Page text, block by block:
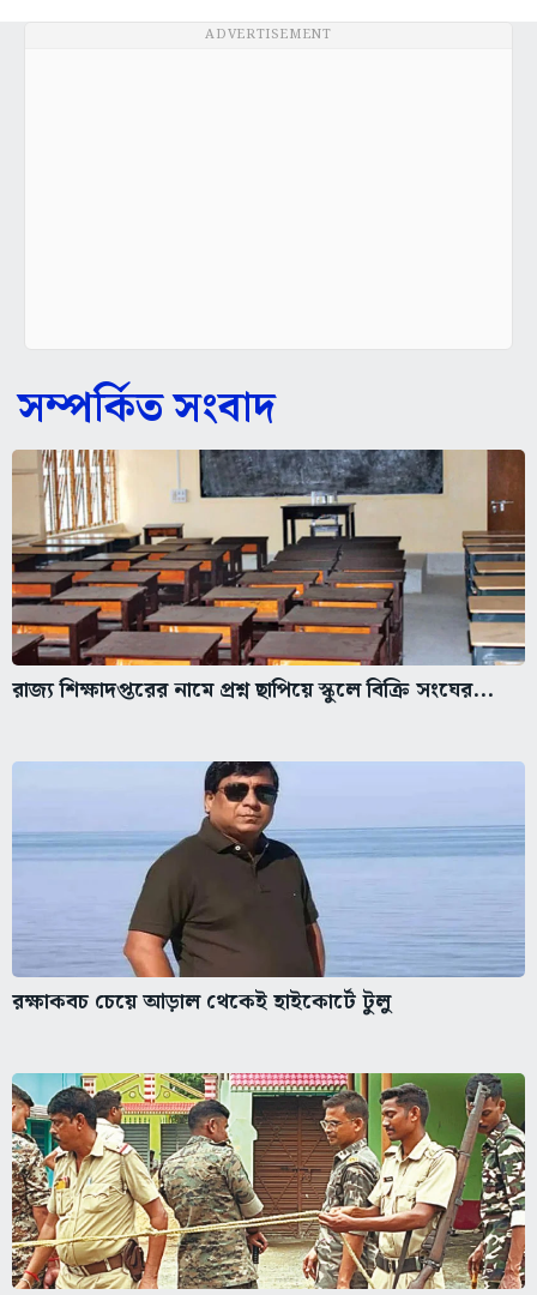
ADVERTISEMENT
সম্পর্কিত সংবাদ
রাজ্য শিক্ষাদপ্তরের নামে প্রশ্ন ছাপিয়ে স্কুলে বিক্রি সংঘের...
রক্ষাকবচ চেয়ে আড়াল থেকেই হাইকোর্টে টুলু